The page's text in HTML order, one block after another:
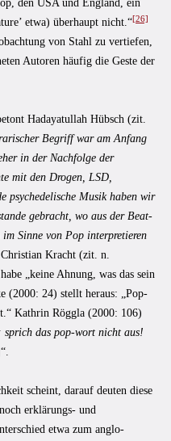
den USA und England, ein
etwa) überhaupt nicht.“[26]
von Stahl zu vertiefen,
Autoren häufig die Geste der
Hadayatullah Hübsch (zit.
Begriff war am Anfang
in der Nachfolge der
mit den Drogen, LSD,
psychedelische Musik haben wir
gebracht, wo aus der Beat-
Sinne von Pop interpretieren
Kracht (zit. n.
„keine Ahnung, was das sein
(2000: 24) stellt heraus: „Pop-
Kathrin Röggla (2000: 106)
sprich das pop-wort nicht aus!
scheint, darauf deuten diese
erklärungs- und
etwa zum anglo-